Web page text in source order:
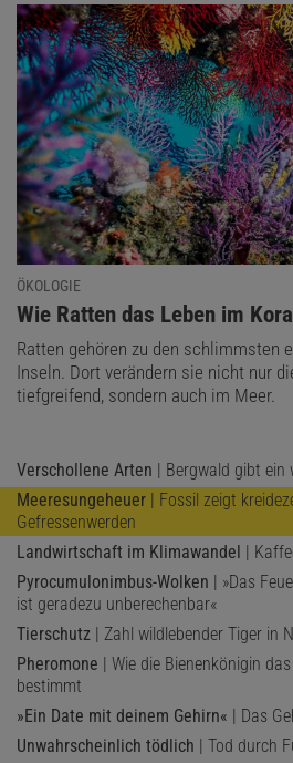
ÖKOLOGIE
:
Wie Ratten das Leben im
Ratten gehören zu den schlimmsten
Inseln. Dort verändern sie nicht nur
tiefgreifend, sondern auch im Meer.
Verschollene Arten | Bergwald gibt ein
Meeresungeheuer | Fossil zeigt
Gefressenwerden
Landwirtschaft im Klimawandel |
Pyrocumulonimbus-Wolken | »Das
ist geradezu unberechenbar«
Tierschutz | Zahl wildlebender Tiger in
Pheromone | Wie die Bienenkönigin
bestimmt
»Ein Date mit deinem Gehirn« | Das
Unwahrscheinlich tödlich | Tod durch